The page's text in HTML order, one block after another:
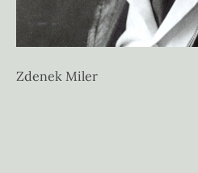
Zdenek Miler